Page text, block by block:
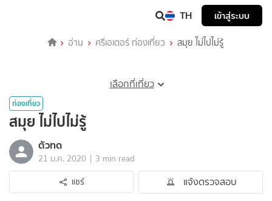
TH เข้าสู่ระบบ
อ่าน ครีเอเตอร์ ท่องเที่ยว สมุย ไม่ไปไม่รู้
เลือกที่เที่ยว
ท่องเที่ยว
สมุย ไม่ไปไม่รู้
ตัวทด
21 ม.ค. 2020 | 3 min read
แชร์
แจ้งตรวจสอบ